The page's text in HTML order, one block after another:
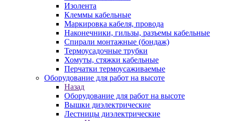
Изолента
Клеммы кабельные
Маркировка кабеля, провода
Наконечники, гильзы, разъемы кабельные
Спирали монтажные (бондаж)
Термоусадочные трубки
Хомуты, стяжки кабельные
Перчатки термоусаживаемые
Оборудование для работ на высоте
Назад
Оборудование для работ на высоте
Вышки диэлектрические
Лестницы диэлектрические